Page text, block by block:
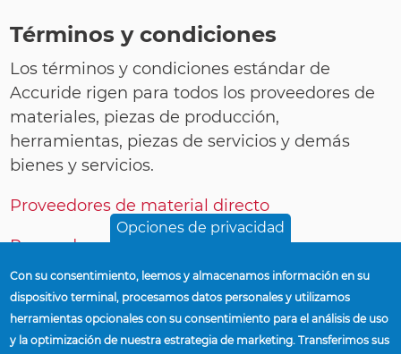
Términos y condiciones
Los términos y condiciones estándar de
Accuride rigen para todos los proveedores de
materiales, piezas de producción,
herramientas, piezas de servicios y demás
bienes y servicios.
Proveedores de material directo
Proveedores de bienes de capital
Proveedores de servicio
Servicios de contratistas
Opciones de privacidad
Con su consentimiento, leemos y almacenamos información en su
dispositivo terminal, procesamos datos personales y utilizamos
herramientas opcionales con su consentimiento para el análisis de uso
y la optimización de nuestra estrategia de marketing. Transferimos sus